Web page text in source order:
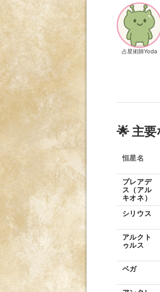
占星術師Yoda
🌟 主
恒星名
プレアデ
ス（アル
キオネ）
シリウス
アルクト
ゥルス
ベガ